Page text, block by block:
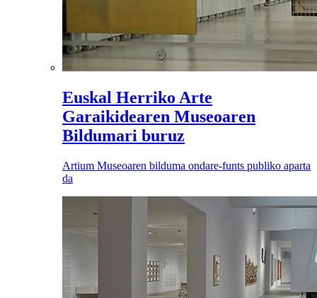
Euskal Herriko Arte
Garaikidearen Museoaren
Bildumari buruz
Artium Museoaren bilduma ondare-funts publiko aparta
da